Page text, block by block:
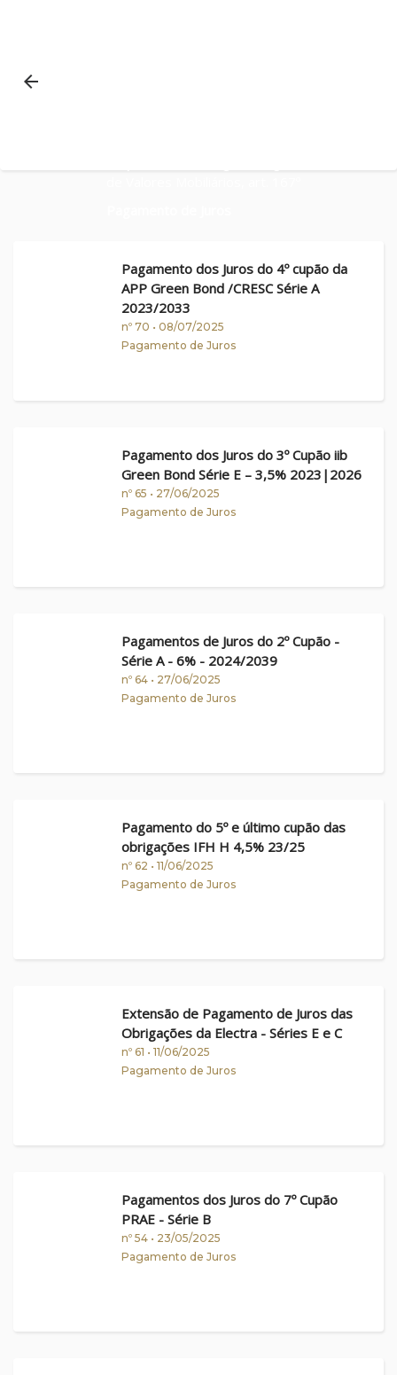
arrow_back
Pagamento dos Juros do 4º cupão da
APP Green Bond /CRESC Série A
2023/2033
nº 70 • 08/07/2025
Pagamento de Juros
Pagamento dos Juros do 3º Cupão iib
Green Bond Série E – 3,5% 2023|2026
nº 65 • 27/06/2025
Pagamento de Juros
Pagamentos de Juros do 2º Cupão -
Série A - 6% - 2024/2039
nº 64 • 27/06/2025
Pagamento de Juros
Pagamento do 5º e último cupão das
obrigações IFH H 4,5% 23/25
nº 62 • 11/06/2025
Pagamento de Juros
Extensão de Pagamento de Juros das
Obrigações da Electra - Séries E e C
nº 61 • 11/06/2025
Pagamento de Juros
Pagamentos dos Juros do 7º Cupão
PRAE - Série B
nº 54 • 23/05/2025
Pagamento de Juros